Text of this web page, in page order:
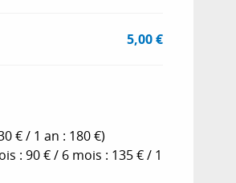
5,00 €
€ / 1 an : 180 €)
: 90 € / 6 mois : 135 € / 1